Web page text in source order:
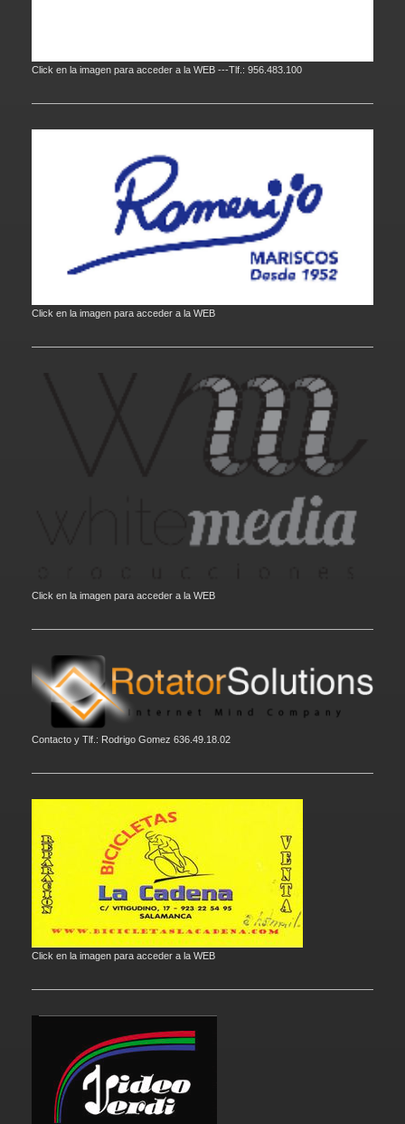
Click en la imagen para acceder a la WEB ---Tlf.: 956.483.100
Click en la imagen para acceder a la WEB
Click en la imagen para acceder a la WEB
Contacto y Tlf.: Rodrigo Gomez 636.49.18.02
Click en la imagen para acceder a la WEB